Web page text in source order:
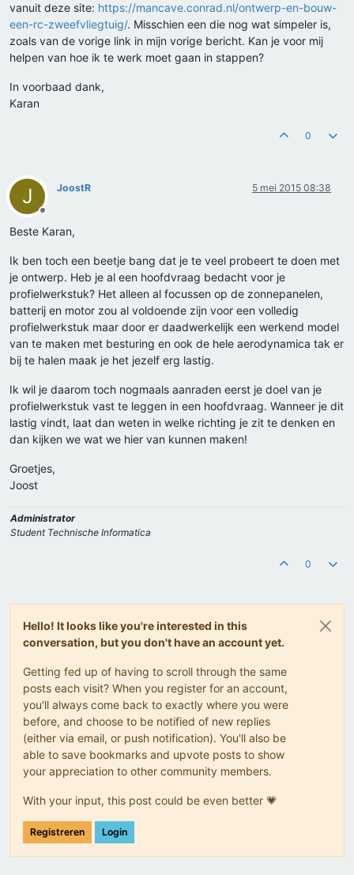
vanuit deze site: https://mancave.conrad.nl/ontwerp-en-bouw-
een-rc-zweefvliegtuig/. Misschien een die nog wat simpeler is,
zoals van de vorige link in mijn vorige bericht. Kan je voor mij
helpen van hoe ik te werk moet gaan in stappen?
In voorbaad dank,
Karan
0
J
Offline
JoostR 5 mei 2015 08:38
Beste Karan,
Ik ben toch een beetje bang dat je te veel probeert te doen met
je ontwerp. Heb je al een hoofdvraag bedacht voor je
profielwerkstuk? Het alleen al focussen op de zonnepanelen,
batterij en motor zou al voldoende zijn voor een volledig
profielwerkstuk maar door er daadwerkelijk een werkend model
van te maken met besturing en ook de hele aerodynamica tak er
bij te halen maak je het jezelf erg lastig.
Ik wil je daarom toch nogmaals aanraden eerst je doel van je
profielwerkstuk vast te leggen in een hoofdvraag. Wanneer je dit
lastig vindt, laat dan weten in welke richting je zit te denken en
dan kijken we wat we hier van kunnen maken!
Groetjes,
Joost
Administrator
Student Technische Informatica
0
Hello! It looks like you're interested in this
conversation, but you don't have an account yet.
Getting fed up of having to scroll through the same
posts each visit? When you register for an account,
you'll always come back to exactly where you were
before, and choose to be notified of new replies
(either via email, or push notification). You'll also be
able to save bookmarks and upvote posts to show
your appreciation to other community members.
With your input, this post could be even better 💗
Registreren Login